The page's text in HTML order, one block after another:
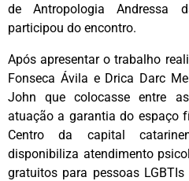
de Antropologia Andressa
participou do encontro.
Após apresentar o trabalho
Fonseca Ávila e Drica Darc
John que colocasse entre
atuação a garantia do espaço
Centro da capital
disponibiliza atendimento
gratuitos para pessoas